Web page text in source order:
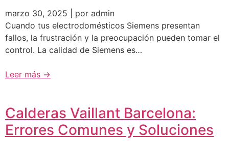
marzo 30, 2025 | por admin
Cuando tus electrodomésticos Siemens presentan
fallos, la frustración y la preocupación pueden tomar el
control. La calidad de Siemens es…
Leer más →
Calderas Vaillant Barcelona:
Errores Comunes y Soluciones